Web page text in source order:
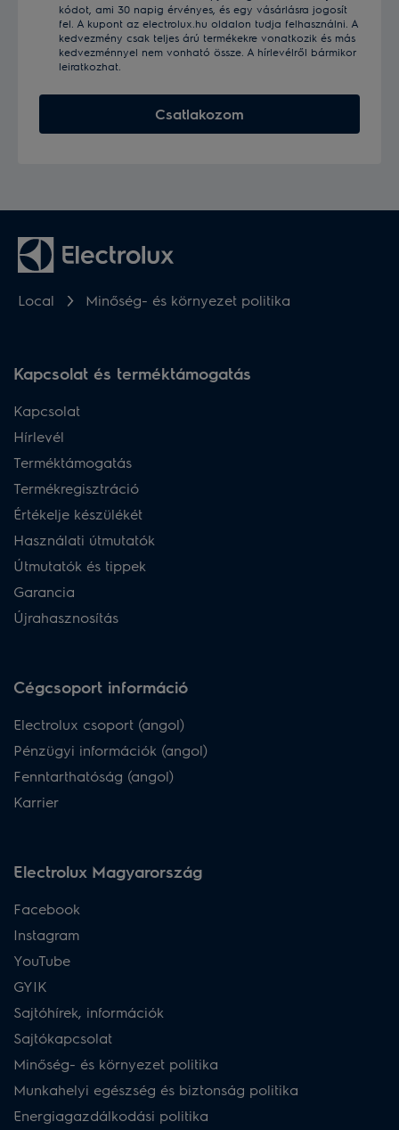
kódot, ami 30 napig érvényes, és egy vásárlásra jogosít
fel. A kupont az electrolux.hu oldalon tudja felhasználni. A
kedvezmény csak teljes árú termékekre vonatkozik és más
kedvezménnyel nem vonható össze. A hírlevélről bármikor
leiratkozhat.
Csatlakozom
Local Minőség- és környezet politika
Kapcsolat és terméktámogatás
Kapcsolat
Hírlevél
Terméktámogatás
Termékregisztráció
Értékelje készülékét
Használati útmutatók
Útmutatók és tippek
Garancia
Újrahasznosítás
Cégcsoport információ
Electrolux csoport (angol)
Pénzügyi információk (angol)
Fenntarthatóság (angol)
Karrier
Electrolux Magyarország
Facebook
Instagram
YouTube
GYIK
Sajtóhírek, információk
Sajtókapcsolat
Minőség- és környezet politika
Munkahelyi egészség és biztonság politika
Energiagazdálkodási politika